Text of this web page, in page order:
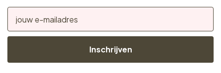
Inschrijven